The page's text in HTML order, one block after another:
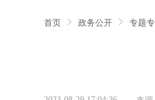
首页 政务公开 专题